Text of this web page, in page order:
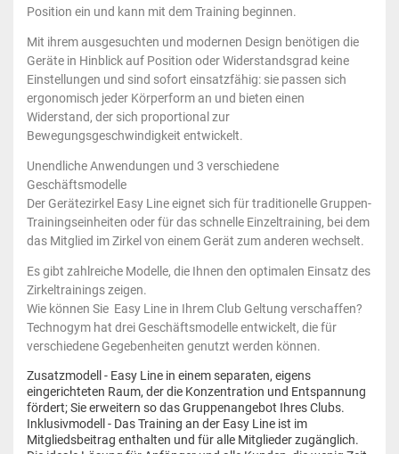
Position ein und kann mit dem Training beginnen.
Mit ihrem ausgesuchten und modernen Design benötigen die
Geräte in Hinblick auf Position oder Widerstandsgrad keine
Einstellungen und sind sofort einsatzfähig: sie passen sich
ergonomisch jeder Körperform an und bieten einen
Widerstand, der sich proportional zur
Bewegungsgeschwindigkeit entwickelt.
Unendliche Anwendungen und 3 verschiedene
Geschäftsmodelle
Der Gerätezirkel Easy Line eignet sich für traditionelle Gruppen-
Trainingseinheiten oder für das schnelle Einzeltraining, bei dem
das Mitglied im Zirkel von einem Gerät zum anderen wechselt.
Es gibt zahlreiche Modelle, die Ihnen den optimalen Einsatz des
Zirkeltrainings zeigen.
Wie können Sie Easy Line in Ihrem Club Geltung verschaffen?
Technogym hat drei Geschäftsmodelle entwickelt, die für
verschiedene Gegebenheiten genutzt werden können.
Zusatzmodell - Easy Line in einem separaten, eigens
eingerichteten Raum, der die Konzentration und Entspannung
fördert; Sie erweitern so das Gruppenangebot Ihres Clubs.
Inklusivmodell - Das Training an der Easy Line ist im
Mitgliedsbeitrag enthalten und für alle Mitglieder zugänglich.